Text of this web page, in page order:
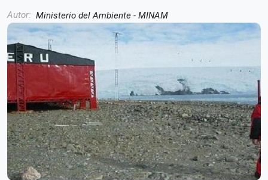
Autor Ministerio del Ambiente - MINAM